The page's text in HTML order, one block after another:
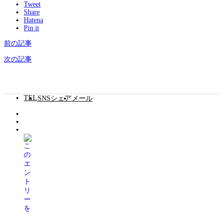
Tweet
Share
Hatena
Pin it
前の記事
次の記事
TEL SNSシェア メール